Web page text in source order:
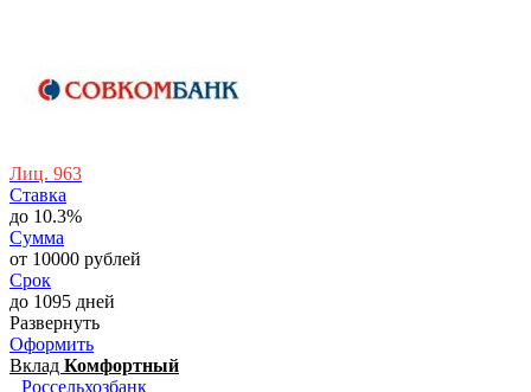
Лиц. 963
Ставка
до 10.3%
Сумма
от 10000 рублей
Срок
до 1095 дней
Развернуть
Оформить
Вклад Комфортный
Россельхозбанк